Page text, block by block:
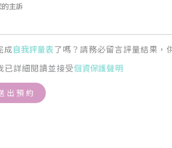
成自我評量表了嗎？請務必留言評量結果，
已詳細閱讀並接受個資保護聲明
出預約